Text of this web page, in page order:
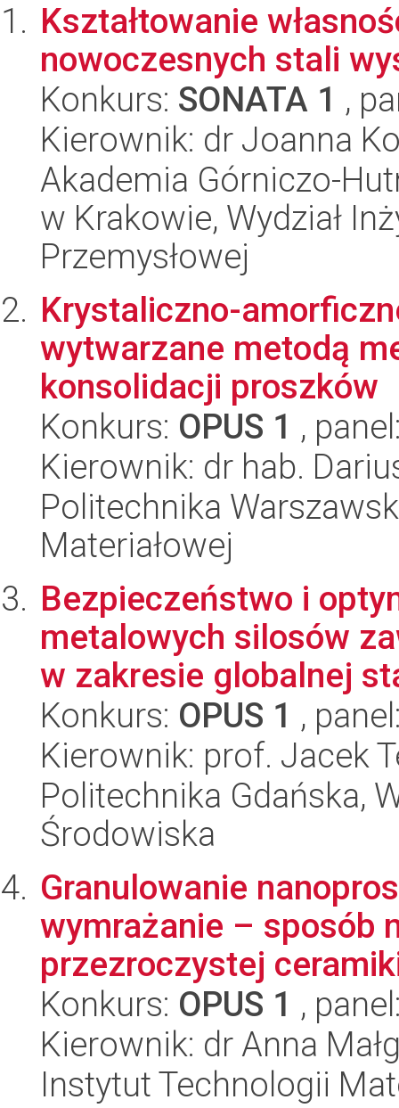
Kształtowanie
nowoczesnych stali
Konkurs: SONATA 1 ,
Kierownik: dr Joanna
Akademia Górniczo-
w Krakowie, Wydział
Przemysłowej
Krystaliczno-
wytwarzane metodą
konsolidacji proszków
Konkurs: OPUS 1 ,
Kierownik: dr hab.
Politechnika
Materiałowej
Bezpieczeństwo i
metalowych silosów
w zakresie globalnej
Konkurs: OPUS 1 ,
Kierownik: prof. Jacek
Politechnika Gdańska,
Środowiska
Granulowanie
wymrażanie – sposób
przezroczystej
Konkurs: OPUS 1 ,
Kierownik: dr Anna
Instytut Technologii